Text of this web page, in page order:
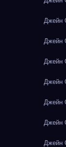
Джейн
Джейн
Джейн
Джейн
Джейн
Джейн
Джейн